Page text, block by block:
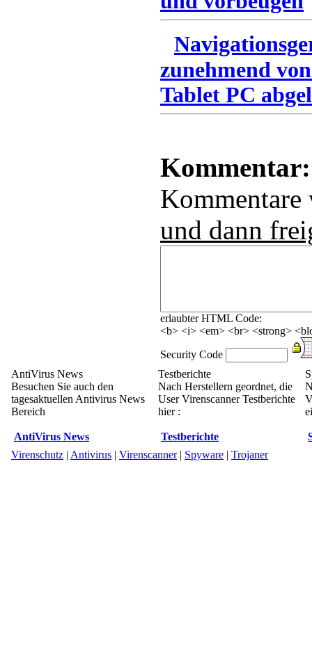
zunehmend
Tablet PC
Kommentar:
und dann
erlaubter HTML Code:
<b> <i> <em> <br> <strong>
Security Code
AntiVirus News
Besuchen Sie auch den
tagesaktuellen Antivirus News
Bereich
AntiVirus News
Testberichte
Nach Herstellern geordnet, die
User Virenscanner Testberichte
hier :
Testberichte
Virenschutz | Antivirus | Virenscanner| Spyware | Trojaner